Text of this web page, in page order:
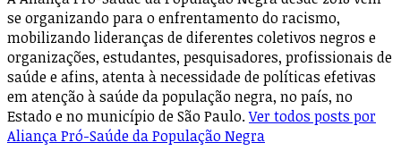
se organizando para o enfrentamento do racismo,
mobilizando lideranças de diferentes coletivos negros e
organizações, estudantes, pesquisadores, profissionais de
saúde e afins, atenta à necessidade de políticas efetivas
em atenção à saúde da população negra, no país, no
Estado e no município de São Paulo.Ver todos posts por
Aliança Pró-Saúde da População Negra